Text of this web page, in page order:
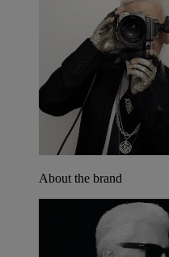
About the brand